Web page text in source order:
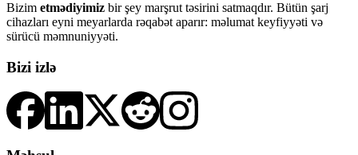
Bizim etmədiyimiz bir şey marşrut təsirini satmaqdır. Bütün şarj
cihazları eyni meyarlarda rəqabət aparır: məlumat keyfiyyəti və
sürücü məmnuniyyəti.
Bizi izlə